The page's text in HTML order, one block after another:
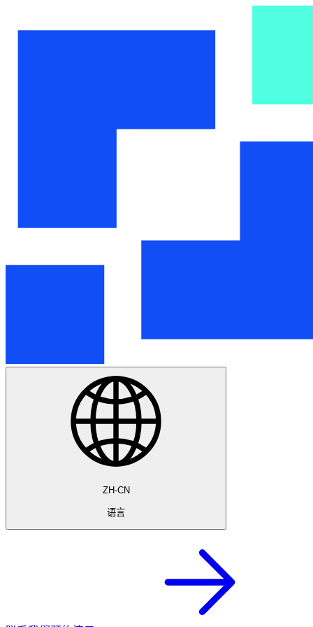
ZH-CN
语言